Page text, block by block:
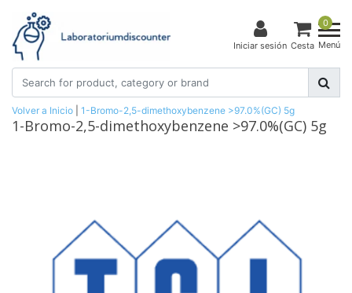
Iniciar sesión
0
Cesta Menú
Volver a Inicio 1-Bromo-2,5-dimethoxybenzene >97.0%(GC) 5g
1-Bromo-2,5-dimethoxybenzene >97.0%(GC) 5g